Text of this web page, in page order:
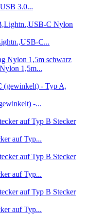
3.0...
C...
1,5m...
-...
auf Typ...
auf Typ...
auf Typ...